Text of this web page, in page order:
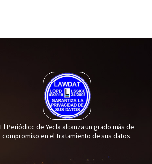
El Periódico de Yecla alcanza un grado más de
compromiso en el tratamiento de sus datos.